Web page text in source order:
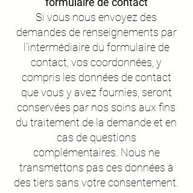
Si vous nous envoyez des
demandes de renseignements par
l’intermédiaire du formulaire de
contact, vos coordonnées, y
compris les données de contact
que vous y avez fournies, seront
conservées par nos soins aux fins
du traitement de la demande et en
cas de questions
complémentaires. Nous ne
transmettons pas ces données à
des tiers sans votre consentement.